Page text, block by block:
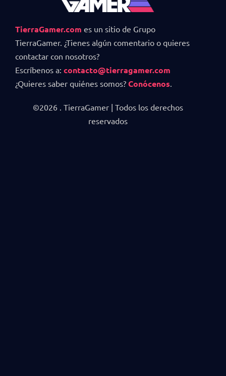
TierraGamer.com es un sitio de Grupo
TierraGamer. ¿Tienes algún comentario o quieres
contactar con nosotros?
Escríbenos a: contacto@tierragamer.com
¿Quieres saber quiénes somos? Conócenos
©2026 . TierraGamer | Todos los derechos
reservados